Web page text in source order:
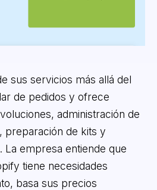
sus servicios más allá del
de pedidos y ofrece
administración de
preparación de kits y
La empresa entiende que
tiene necesidades
basa sus precios